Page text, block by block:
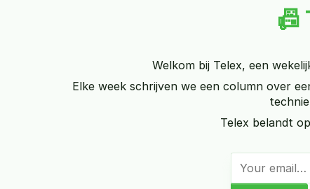
📠
Welkom bij Telex, een
Elke week schrijven we een column over
Telex belandt